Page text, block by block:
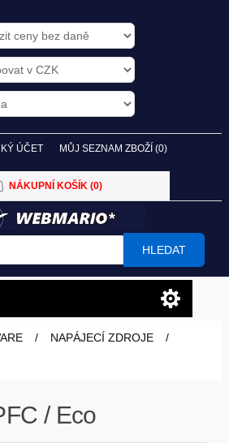
ÚČET MŮJ SEZNAM ZBOŽÍ (0)
NÁKUPNÍ KOŠÍK (0)
HLEDAT
/ NAPÁJECÍ ZDROJE
/
/ Eco